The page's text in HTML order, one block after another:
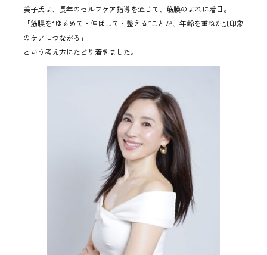
美子氏は、長年のセルフケア指導を通じて、筋膜のよれに着目。
「筋膜を“ゆるめて・伸ばして・整える”ことが、年齢を重ねた肌印象
のケアにつながる」
という考え方にたどり着きました。